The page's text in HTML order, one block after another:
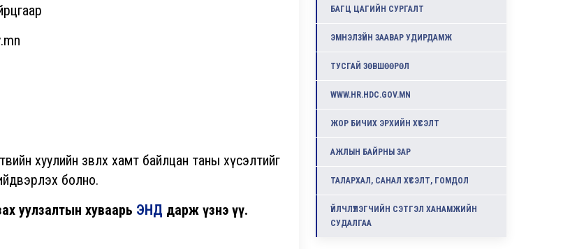
хуулийн зөвлөх хамт байлцан таны хүсэлтийг
болно.
уулзалтын хуваарь ЭНД дарж үзнэ үү.
БАГЦ ЦАГИЙН СУРГАЛТ
ЭМНЭЛЗҮЙН ЗААВАР УДИРДАМЖ
ТУСГАЙ ЗӨВШӨӨРӨЛ
WWW.HR.HDC.GOV.MN
ЖОР БИЧИХ ЭРХИЙН ХҮСЭЛТ
АЖЛЫН БАЙРНЫ ЗАР
ТАЛАРХАЛ, САНАЛ ХҮСЭЛТ, ГОМДОЛ
ҮЙЛЧЛҮҮЛЭГЧИЙН СЭТГЭЛ ХАНАМЖИЙН
СУДАЛГАА